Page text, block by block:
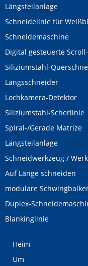
Längsteilanlage
Schneidelinie für
Schneidemaschine
Digital gesteuerte
Siliziumstahl-
Längsschneider
Lochkamera-Detektor
Siliziumstahl-Scherlinie
Spiral-/Gerade Matrize
Längsteilanlage
Schneidwerkzeug /
Auf Länge schneiden
modulare
Duplex-
Blankinglinie
Heim
Um